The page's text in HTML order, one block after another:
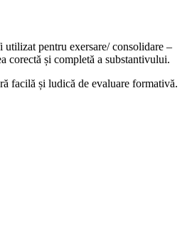
pentru exersare/ consolidare –
corectă și completă a substantivului.
facilă și ludică de evaluare formativă.